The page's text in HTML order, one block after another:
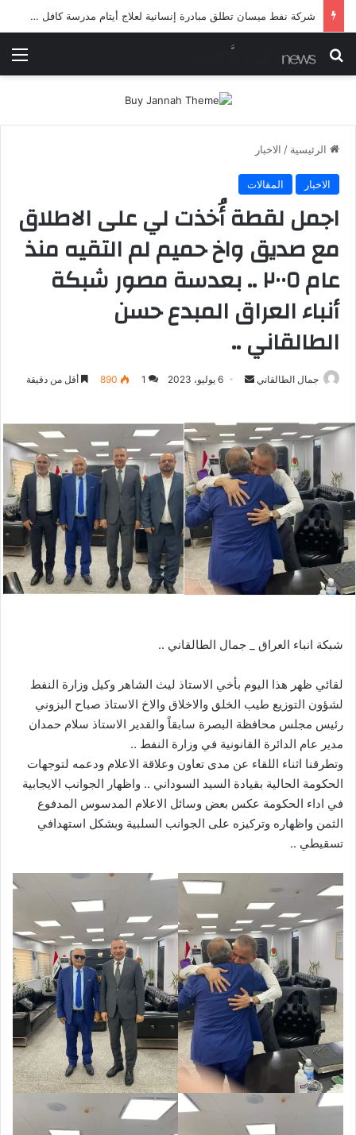
شرطة ميسان تلقي القبض على مطلقي العيارات النارية أثناء تشييع جنائزي في العمارة
بحث عن
الرئيسية / الاخبار
الاخبار المقالات
اجمل لقطة أُخذت لي على الاطلاق
مع صديق واخ حميم لم التقيه منذ
عام ٢٠٠٥ .. بعدسة مصور شبكة
أنباء العراق المبدع حسن
الطالقاني ..
جمال الطالقاني
أرسل 6 يوليو، 2023 1
890 أقل من دقيقة
شبكة انباء العراق _ جمال الطالقاني ..
لقائي ظهر هذا اليوم بأخي الاستاذ ليث الشاهر وكيل وزارة النفط
لشؤون التوزيع طيب الخلق والاخلاق والاخ الاستاذ صباح البزوني
رئيس مجلس محافظة البصرة سابقاً والقدير الاستاذ سلام حمدان
مدير عام الدائرة القانونية في وزارة النفط ..
وتطرقنا اثناء اللقاء عن مدى تعاون وعلاقة الاعلام ودعمه لتوجهات
الحكومة الحالية بقيادة السيد السوداني .. واظهار الجوانب الايجابية
في اداء الحكومة عكس بعض وسائل الاعلام المدسوس المدفوع
الثمن واظهاره وتركيزه على الجوانب السلبية وبشكل استهدافي
تسقيطي ..